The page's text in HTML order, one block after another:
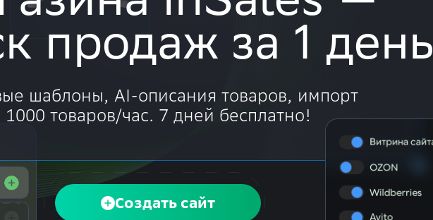
продаж за 1 день
шаблоны, AI-описания товаров, импорт
1000 товаров/час. 7 дней бесплатно!
Создать сайт